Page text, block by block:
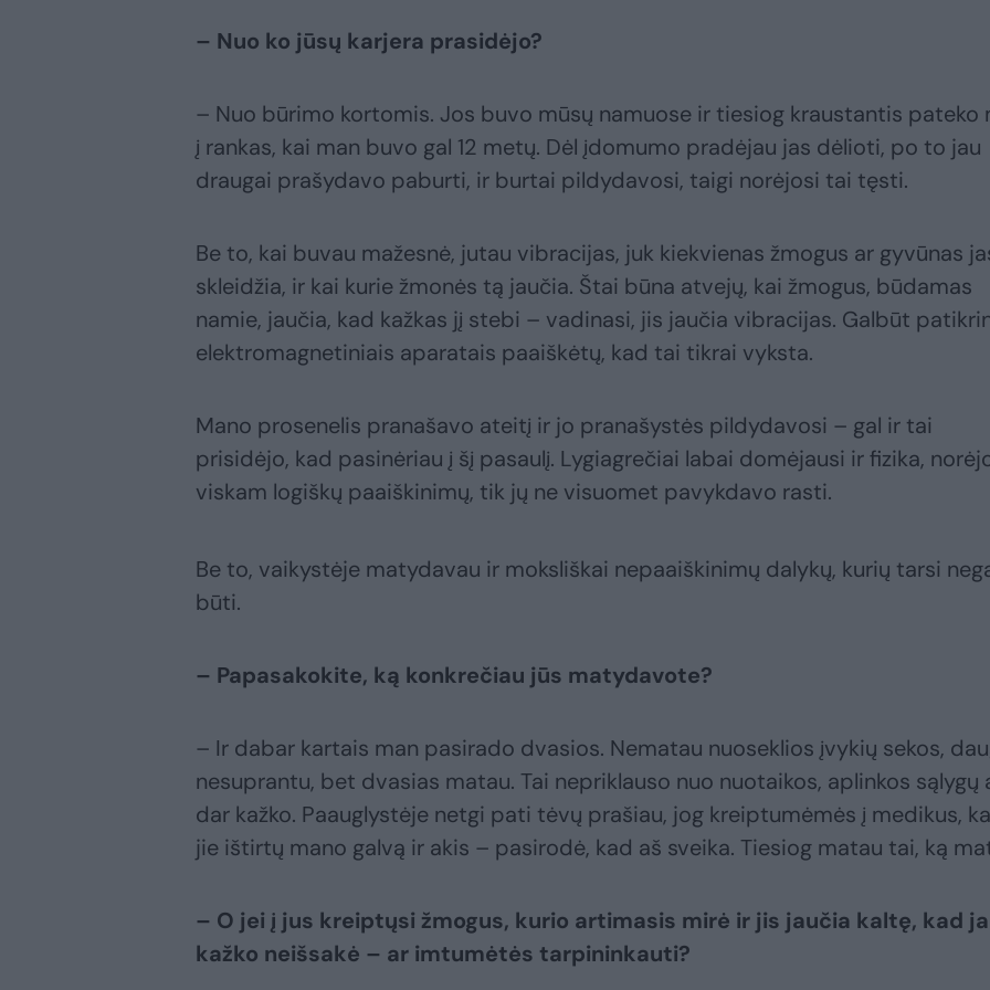
– Nuo ko jūsų karjera prasidėjo?
– Nuo būrimo kortomis. Jos buvo mūsų namuose ir tiesiog kraustantis pateko
į rankas, kai man buvo gal 12 metų. Dėl įdomumo pradėjau jas dėlioti, po to jau
draugai prašydavo paburti, ir burtai pildydavosi, taigi norėjosi tai tęsti.
Be to, kai buvau mažesnė, jutau vibracijas, juk kiekvienas žmogus ar gyvūnas
skleidžia, ir kai kurie žmonės tą jaučia. Štai būna atvejų, kai žmogus, būdamas
namie, jaučia, kad kažkas jį stebi – vadinasi, jis jaučia vibracijas. Galbūt
elektromagnetiniais aparatais paaiškėtų, kad tai tikrai vyksta.
Mano prosenelis pranašavo ateitį ir jo pranašystės pildydavosi – gal ir tai
prisidėjo, kad pasinėriau į šį pasaulį. Lygiagrečiai labai domėjausi ir fizika,
viskam logiškų paaiškinimų, tik jų ne visuomet pavykdavo rasti.
Be to, vaikystėje matydavau ir moksliškai nepaaiškinimų dalykų, kurių tarsi
būti.
– Papasakokite, ką konkrečiau jūs matydavote?
– Ir dabar kartais man pasirado dvasios. Nematau nuoseklios įvykių sekos,
nesuprantu, bet dvasias matau. Tai nepriklauso nuo nuotaikos, aplinkos sąlygų
dar kažko. Paauglystėje netgi pati tėvų prašiau, jog kreiptumėmės į medikus,
jie ištirtų mano galvą ir akis – pasirodė, kad aš sveika. Tiesiog matau tai, ką
– O jei į jus kreiptųsi žmogus, kurio artimasis mirė ir jis jaučia kaltę, kad
kažko neišsakė – ar imtumėtės tarpininkauti?